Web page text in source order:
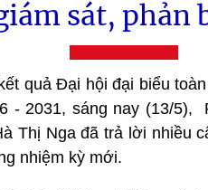
sát, phản
quả Đại hội đại biểu
- 2031, sáng nay (13/5),
Thị Nga đã trả lời nhiều
nhiệm kỳ mới.